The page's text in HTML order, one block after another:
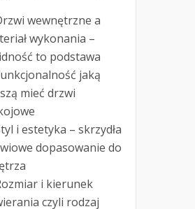
wewnętrzne a
wykonania –
to podstawa
jaką
mieć drzwi
i estetyka – skrzydła
dopasowanie do
i kierunek
czyli rodzaj